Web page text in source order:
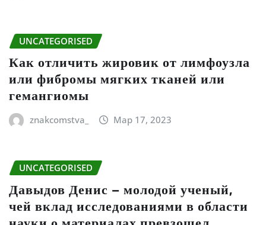
UNCATEGORISED
Как отличить жировик от лимфоузла
или фибромы мягких тканей или
гемангиомы
znakcomstva_ Мар 17, 2023
UNCATEGORISED
Давыдов Денис – молодой ученый,
чей вклад исследованиями в области